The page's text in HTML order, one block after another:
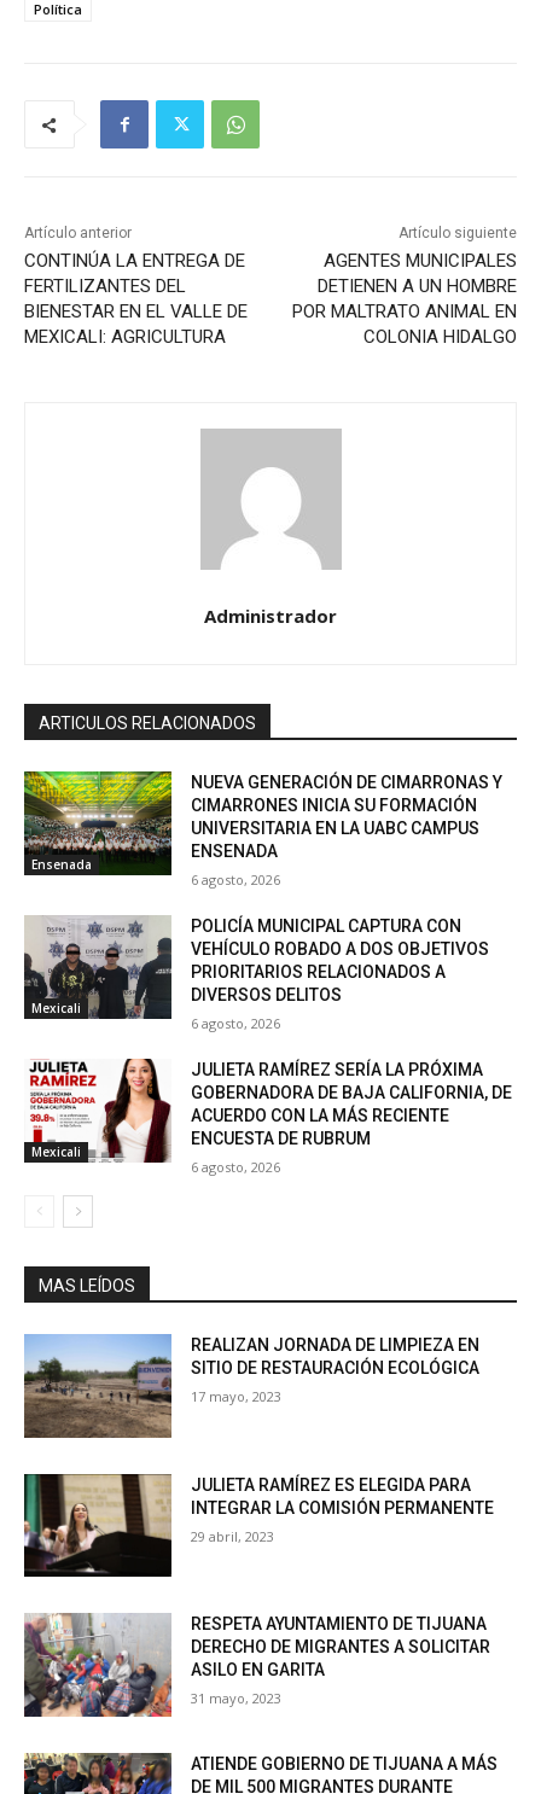
Política
Artículo anterior
CONTINÚA LA ENTREGA DE
FERTILIZANTES DEL
BIENESTAR EN EL VALLE DE
MEXICALI: AGRICULTURA
Artículo siguiente
AGENTES MUNICIPALES
DETIENEN A UN HOMBRE
POR MALTRATO ANIMAL EN
COLONIA HIDALGO
Administrador
ARTICULOS RELACIONADOS
Ensenada
NUEVA GENERACIÓN DE CIMARRONAS Y
CIMARRONES INICIA SU FORMACIÓN
UNIVERSITARIA EN LA UABC CAMPUS
ENSENADA
6 agosto, 2026
Mexicali
POLICÍA MUNICIPAL CAPTURA CON
VEHÍCULO ROBADO A DOS OBJETIVOS
PRIORITARIOS RELACIONADOS A
DIVERSOS DELITOS
6 agosto, 2026
Mexicali
JULIETA RAMÍREZ SERÍA LA PRÓXIMA
GOBERNADORA DE BAJA CALIFORNIA, DE
ACUERDO CON LA MÁS RECIENTE
ENCUESTA DE RUBRUM
6 agosto, 2026
MAS LEÍDOS
REALIZAN JORNADA DE LIMPIEZA EN
SITIO DE RESTAURACIÓN ECOLÓGICA
17 mayo, 2023
JULIETA RAMÍREZ ES ELEGIDA PARA
INTEGRAR LA COMISIÓN PERMANENTE
29 abril, 2023
RESPETA AYUNTAMIENTO DE TIJUANA
DERECHO DE MIGRANTES A SOLICITAR
ASILO EN GARITA
31 mayo, 2023
ATIENDE GOBIERNO DE TIJUANA A MÁS
DE MIL 500 MIGRANTES DURANTE